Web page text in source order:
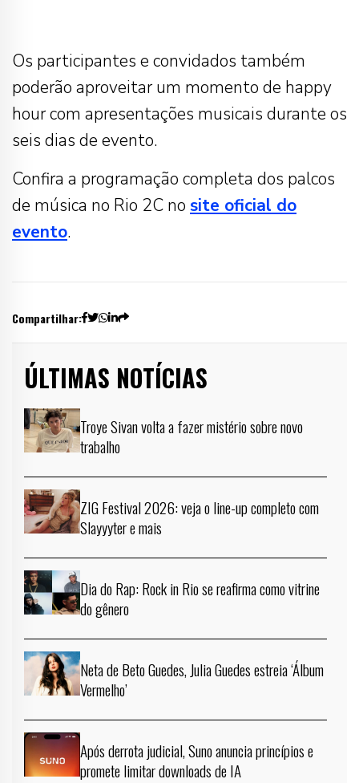
Os participantes e convidados também
poderão aproveitar um momento de happy
hour com apresentações musicais durante os
seis dias de evento.
Confira a programação completa dos palcos
de música no Rio 2C no site oficial do
evento.
Compartilhar:
ÚLTIMAS NOTÍCIAS
Troye Sivan volta a fazer mistério sobre novo
trabalho
ZIG Festival 2026: veja o line-up completo com
Slayyyter e mais
Dia do Rap: Rock in Rio se reafirma como vitrine
do gênero
Neta de Beto Guedes, Julia Guedes estreia ‘Álbum
Vermelho’
Após derrota judicial, Suno anuncia princípios e
promete limitar downloads de IA